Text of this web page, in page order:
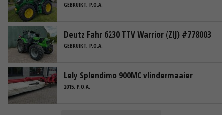
GEBRUIKT, P.O.A.
Deutz Fahr 6230 TTV Warrior (ZIJ) #778003
GEBRUIKT, P.O.A.
Lely Splendimo 900MC vlindermaaier
2015, P.O.A.